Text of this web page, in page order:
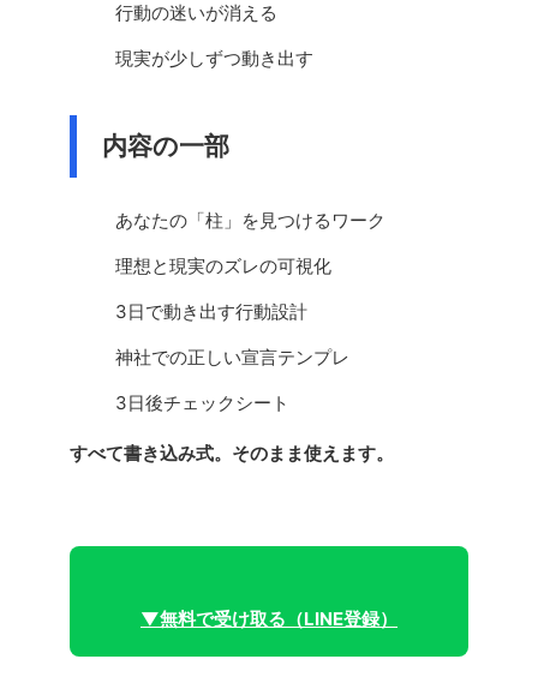
行動の迷いが消える
現実が少しずつ動き出す
内容の一部
あなたの「柱」を見つけるワーク
理想と現実のズレの可視化
3日で動き出す行動設計
神社での正しい宣言テンプレ
3日後チェックシート
すべて書き込み式。そのまま使えます。
▼無料で受け取る（LINE登録）